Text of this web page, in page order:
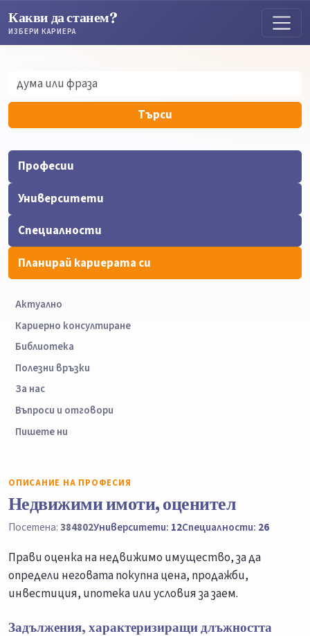
Какви да станем?
ИЗБЕРИ КАРИЕРА
Търси
Професии
Университети
Специалности
Планирай кариерата си
Актуално
Кариерно консултиране
Библиотека
Полезни връзки
За нас
Въпроси и отговори
Пишете ни
ОПИСАНИЕ НА ПРОФЕСИЯ
Недвижими имоти, оценител
Посетена:384802Университети: 12Специалности: 26
Прави оценка на недвижимо имущество, за да
определи неговата покупна цена, продажби,
инвестиция, ипотека или условия за заем.
Задължения, характеризиращи длъжността